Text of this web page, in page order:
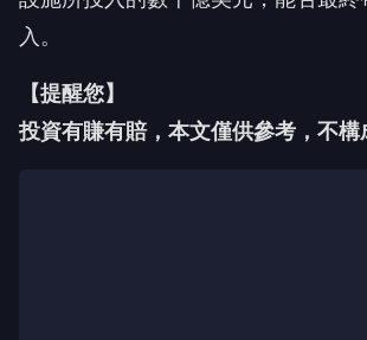
入。
【提醒您】
投資有賺有賠，本文僅供參考，不構